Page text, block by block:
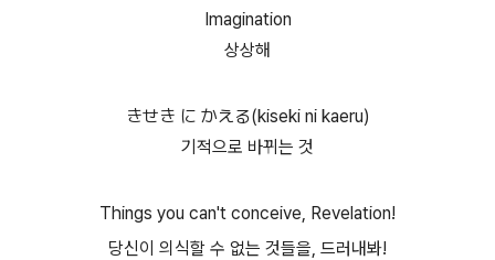
Imagination
상상해
きせき に かえる(kiseki ni kaeru)
기적으로 바뀌는 것
Things you can't conceive, Revelation!
당신이 의식할 수 없는 것들을, 드러내봐!